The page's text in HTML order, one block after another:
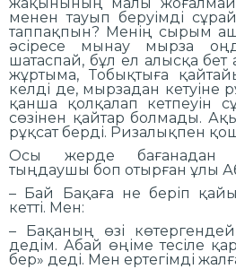
менен тауып беруімді
таппақпын? Менің сырым
әсіресе мынау мырза
шатаспай, бұл ел алысқа бет
жұртыма, Тобықтыға
келді де, мырзадан кетуіне
қанша қолқалап кетпеуін
сөзінен қайтар болмады.
рұқсат берді. Ризалықпен
Осы жерде бағанадан
тыңдаушы боп отырған ұлы
– Бай Бақаға не беріп
кетті. Мен:
– Бақаның өзі
дедім. Абай өңіме тесіле
бер» деді. Мен ертегімді